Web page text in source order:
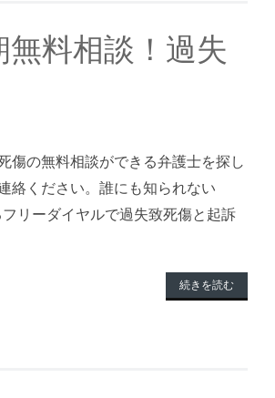
料相談！過失
傷の無料相談ができる弁護士を探し
絡ください。誰にも知られない
リーダイヤルで過失致死傷と起訴
続きを読む